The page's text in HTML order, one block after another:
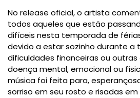
No release oficial, o artista
todos aqueles que estão
difíceis nesta temporada de
devido a estar sozinho durante a
dificuldades financeiras ou outras
doença mental, emocional ou
música foi feita para,
sorriso em seu rosto e risadas